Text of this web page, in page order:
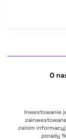
O
Inwestowanie
celom
porady